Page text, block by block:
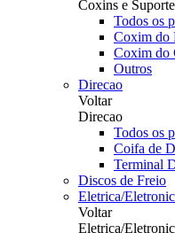
Coxins e
Todos os
Coxim do
Coxim do
Outros
Direcao
Voltar
Direcao
Todos os
Coifa de
Terminal
Discos de Freio
Eletrica/
Voltar
Eletrica/